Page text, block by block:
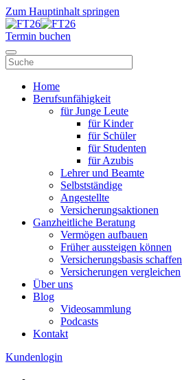
Zum Hauptinhalt springen
Termin buchen
Home
Berufsunfähigkeit
für Junge Leute
für Kinder
für Schüler
für Studenten
für Azubis
Lehrer und Beamte
Selbstständige
Angestellte
Versicherungsaktionen
Ganzheitliche Beratung
Vermögen aufbauen
Früher aussteigen können
Versicherungsbasis schaffen
Versicherungen vergleichen
Über uns
Blog
Videosammlung
Podcasts
Kontakt
Kundenlogin